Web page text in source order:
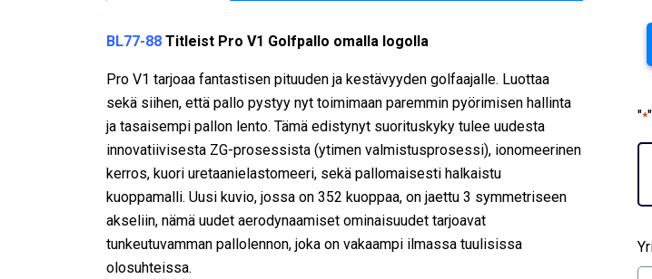
BL77-88 Titleist Pro V1 Golfpallo omalla logolla
Pro V1 tarjoaa fantastisen pituuden ja kestävyyden golfaajalle. Luottaa
sekä siihen, että pallo pystyy nyt toimimaan paremmin pyörimisen hallinta
ja tasaisempi pallon lento. Tämä edistynyt suorituskyky tulee uudesta
innovatiivisesta ZG-prosessista (ytimen valmistusprosessi), ionomeerinen
kerros, kuori uretaanielastomeeri, sekä pallomaisesti halkaistu
kuoppamalli. Uusi kuvio, jossa on 352 kuoppaa, on jaettu 3 symmetriseen
akseliin, nämä uudet aerodynaamiset ominaisuudet tarjoavat
tunkeutuvamman pallolennon, joka on vakaampi ilmassa tuulisissa
olosuhteissa.
"*